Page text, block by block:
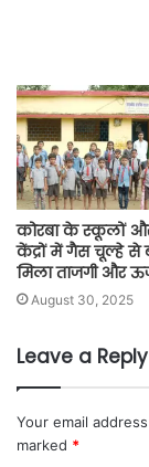
कोरबा के स्कूलों
केंद्रों में गैस चूल्हे से
मिला ताजगी और
August 30, 2025
Leave a Reply
Your email
marked *